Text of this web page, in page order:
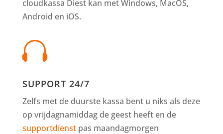
cloudkassa Diest kan met Windows, MacOS,
Android en iOS.

SUPPORT 24/7
Zelfs met de duurste kassa bent u niks als deze
op vrijdagnamiddag de geest heeft en de
supportdienstpas maandagmorgen